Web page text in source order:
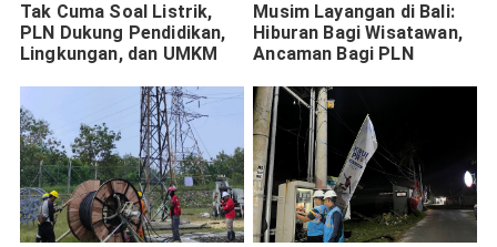
Tak Cuma Soal Listrik,
PLN Dukung Pendidikan,
Lingkungan, dan UMKM
Musim Layangan di Bali:
Hiburan Bagi Wisatawan,
Ancaman Bagi PLN